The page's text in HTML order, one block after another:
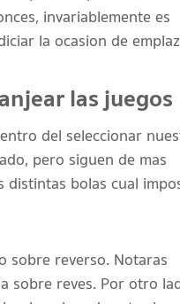
invariablemente es
la ocasion de
las juegos
del seleccionar
pero siguen de mas
bolas cual
reverso. Notaras
sobre reves. Por otro